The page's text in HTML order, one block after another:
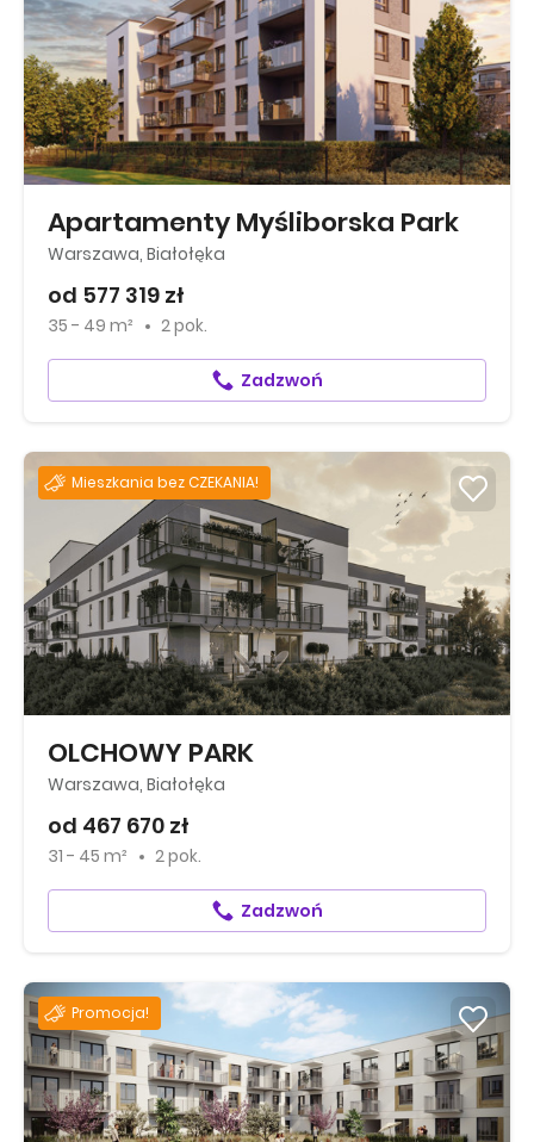
Apartamenty Myśliborska Park
Warszawa, Białołęka
od 577 319 zł
35 - 49 m² 2 pok.
Zadzwoń
Mieszkania bez CZEKANIA!
OLCHOWY PARK
Warszawa, Białołęka
od 467 670 zł
31 - 45 m² 2 pok.
Zadzwoń
Promocja!